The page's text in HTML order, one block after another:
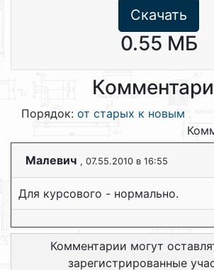
Скачать
0.55 МБ
Порядок: от старых к новым
Малевич , 07.55.2010 в 16:55
Для курсового - нормально.
Комментарии могут
зарегистрированные